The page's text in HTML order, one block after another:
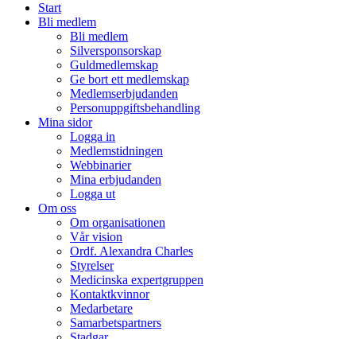
Start
Bli medlem
Bli medlem
Silversponsorskap
Guldmedlemskap
Ge bort ett medlemskap
Medlemserbjudanden
Personuppgiftsbehandling
Mina sidor
Logga in
Medlemstidningen
Webbinarier
Mina erbjudanden
Logga ut
Om oss
Om organisationen
Vår vision
Ordf. Alexandra Charles
Styrelser
Medicinska expertgruppen
Kontaktkvinnor
Medarbetare
Samarbetspartners